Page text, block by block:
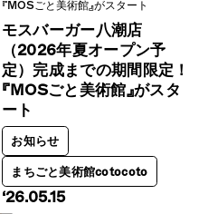
モスバーガー八潮店
（2026年夏オープン予
定）完成までの期間限定！
『MOSごと美術館』がスタ
ート
お知らせ
まちごと美術館cotocoto
‘26.05.15